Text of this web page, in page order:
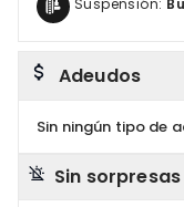
Suspensión:
Adeudos
Sin ningún tipo de
Sin sorpresas